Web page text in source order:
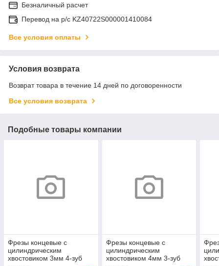
Безналичный расчет
Перевод на р/с KZ40722S000001410084
Все условия оплаты
Условия возврата
Возврат товара в течение 14 дней по договоренности
Все условия возврата
Подобные товары компании
Фрезы концевые с
цилиндрическим
хвостовиком 3мм 4-зуб
Фрезы концевые с
цилиндрическим
хвостовиком 4мм 3-зуб